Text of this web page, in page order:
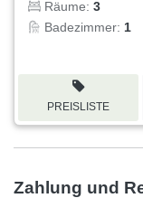
Räume: 3
Badezimmer: 1
PREISLISTE
Zahlung und